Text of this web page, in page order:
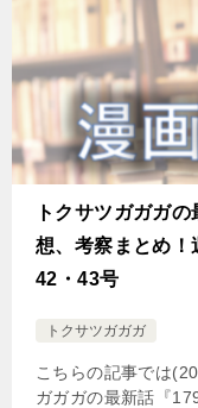
トクサツガガガ
想、考察まとめ！
42・43号
トクサツガガガ
こちらの記事では
ガガガの最新話『